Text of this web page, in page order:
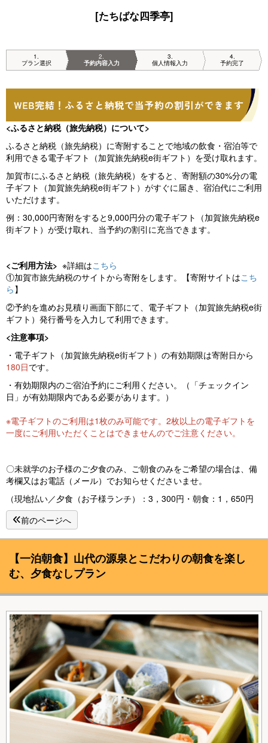
[たちばな四季亭]
1
プラン選択
2
予約内容入力
3
個人情報入力
4
予約完了
<ふるさと納税（旅先納税）について>
ふるさと納税（旅先納税）に寄附することで地域の飲食・宿泊等で
利用できる電子ギフト（加賀旅先納税e街ギフト）を受け取れます。
加賀市にふるさと納税（旅先納税）をすると、寄附額の30%分の電
子ギフト（加賀旅先納税e街ギフト）がすぐに届き、宿泊代にご利用
いただけます。
例：30,000円寄附をすると9,000円分の電子ギフト（加賀旅先納税e
街ギフト）が受け取れ、当予約の割引に充当できます。
<ご利用方法> ※詳細はこちら
①加賀市旅先納税のサイトから寄附をします。【寄附サイトはこち
ら 】
②予約を進めお見積り画面下部にて、電子ギフト（加賀旅先納税e街
ギフト）発行番号を入力して利用できます。
<注意事項>
・電子ギフト（加賀旅先納税e街ギフト）の有効期限は寄附日から
180日です。
・有効期限内のご宿泊予約にご利用ください。（「チェックイン
日」が有効期限内である必要があります。）
※電子ギフトのご利用は1枚のみ可能です。2枚以上の電子ギフトを
一度にご利用いただくことはできませんのでご注意ください。
〇未就学のお子様のご夕食のみ、ご朝食のみをご希望の場合は、備
考欄又はお電話（メール）でお知らせくださいませ。
（現地払い／夕食（お子様ランチ）：3，300円・朝食：1，650円
前のページへ
【一泊朝食】山代の源泉とこだわりの朝食を楽し
む、夕食なしプラン